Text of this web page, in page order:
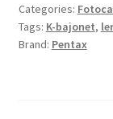
naar
M42
quantity
Categories:
Tags: K-bajonet,
Brand: Pentax